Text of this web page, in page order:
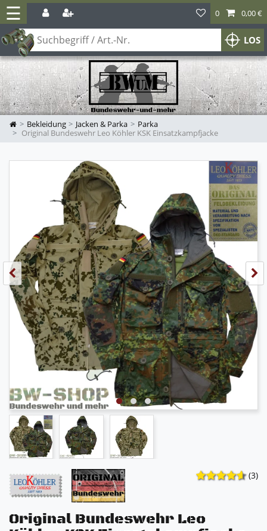
☰
LOS
0 0,00 €
Bekleidung Jacken & Parka
Parka
Original Bundeswehr Leo Köhler KSK Einsatzkampfjacke
(3)
Original Bundeswehr Leo